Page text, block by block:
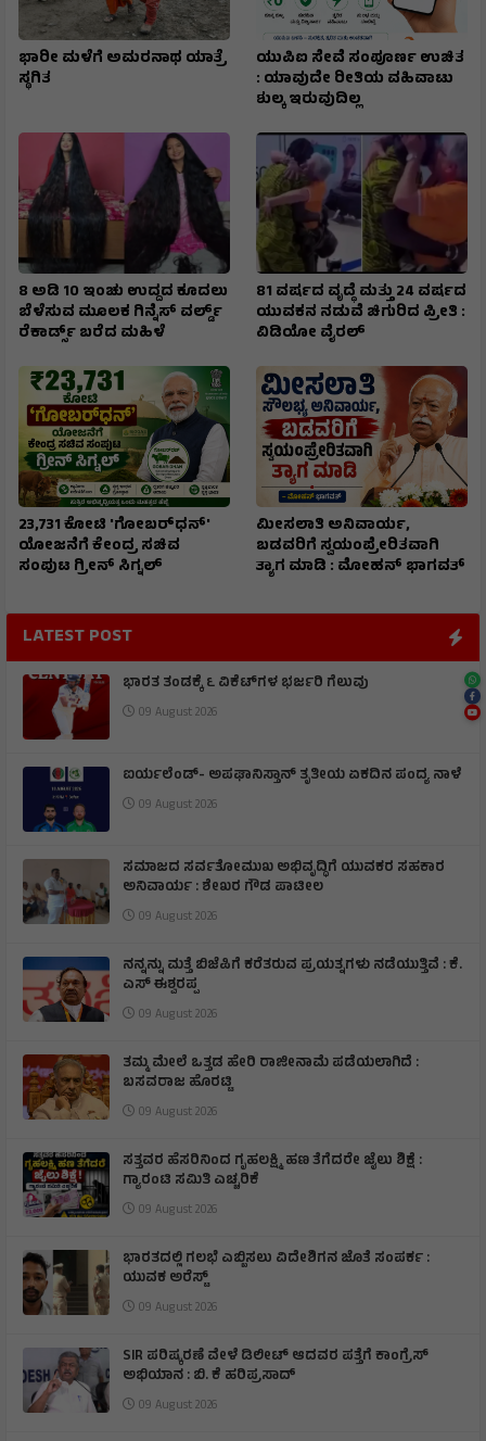
ಭಾರೀ ಮಳೆಗೆ ಅಮರನಾಥ ಯಾತ್ರೆ
ಸ್ಥಗಿತ
ಯುಪಿಐ ಸೇವೆ ಸಂಪೂರ್ಣ ಉಚಿತ
: ಯಾವುದೇ ರೀತಿಯ ವಹಿವಾಟು
ಶುಲ್ಕ ಇರುವುದಿಲ್ಲ
8 ಅಡಿ 10 ಇಂಚು ಉದ್ದದ ಕೂದಲು
ಬೆಳೆಸುವ ಮೂಲಕ ಗಿನ್ನೆಸ್ ವರ್ಲ್ಡ್
ರೆಕಾರ್ಡ್ಸ್ ಬರೆದ ಮಹಿಳೆ
81 ವರ್ಷದ ವೃದ್ಧೆ ಮತ್ತು 24 ವರ್ಷದ
ಯುವಕನ ನಡುವೆ ಚಿಗುರಿದ ಪ್ರೀತಿ :
ವಿಡಿಯೋ ವೈರಲ್
₹23,731 ಕೋಟಿ 'ಗೋಬರ್‌ಧನ್'
ಯೋಜನೆಗೆ ಕೇಂದ್ರ ಸಚಿವ
ಸಂಪುಟ ಗ್ರೀನ್ ಸಿಗ್ನಲ್
ಮೀಸಲಾತಿ ಅನಿವಾರ್ಯ,
ಬಡವರಿಗೆ ಸ್ವಯಂಪ್ರೇರಿತವಾಗಿ
ತ್ಯಾಗ ಮಾಡಿ : ಮೋಹನ್ ಭಾಗವತ್
LATEST POST
ಭಾರತ ತಂಡಕ್ಕೆ ೬ ವಿಕೆಟ್‌ಗಳ ಭರ್ಜರಿ ಗೆಲುವು
09 August 2026
ಐರ್ಯಲೆಂಡ್- ಅಪಘಾನಿಸ್ತಾನ್ ತೃತೀಯ ಏಕದಿನ ಪಂದ್ಯ ನಾಳೆ
09 August 2026
ಸಮಾಜದ ಸರ್ವತೋಮುಖ ಅಭಿವೃದ್ಧಿಗೆ ಯುವಕರ ಸಹಕಾರ
ಅನಿವಾರ್ಯ : ಶೇಖರ ಗೌಡ ಪಾಟೀಲ
09 August 2026
ನನ್ನನ್ನು ಮತ್ತೆ ಬಿಜೆಪಿಗೆ ಕರೆತರುವ ಪ್ರಯತ್ನಗಳು ನಡೆಯುತ್ತಿವೆ : ಕೆ.
ಎಸ್ ಈಶ್ವರಪ್ಪ
09 August 2026
ತಮ್ಮ ಮೇಲೆ ಒತ್ತಡ ಹೇರಿ ರಾಜೀನಾಮೆ ಪಡೆಯಲಾಗಿದೆ :
ಬಸವರಾಜ ಹೊರಟ್ಟಿ
09 August 2026
ಸತ್ತವರ ಹೆಸರಿನಿಂದ ಗೃಹಲಕ್ಷ್ಮಿ ಹಣ ತೆಗೆದರೇ ಜೈಲು ಶಿಕ್ಷೆ :
ಗ್ಯಾರಂಟಿ ಸಮಿತಿ ಎಚ್ಚರಿಕೆ
09 August 2026
ಭಾರತದಲ್ಲಿ ಗಲಭೆ ಎಬ್ಬಿಸಲು ವಿದೇಶಿಗನ ಜೊತೆ ಸಂಪರ್ಕ :
ಯುವಕ ಅರೆಸ್ಟ್
09 August 2026
SIR ಪರಿಷ್ಕರಣೆ ವೇಳೆ ಡಿಲೀಟ್ ಆದವರ ಪತ್ತೆಗೆ ಕಾಂಗ್ರೆಸ್
ಅಭಿಯಾನ : ಬಿ. ಕೆ ಹರಿಪ್ರಸಾದ್
09 August 2026